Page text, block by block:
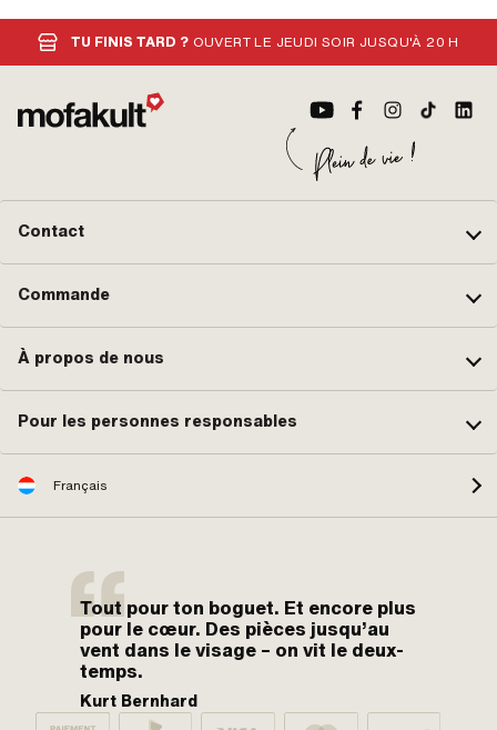
TU FINIS TARD ? OUVERT LE JEUDI SOIR JUSQU'À 20 H
Contact
Commande
À propos de nous
Pour les personnes responsables
Français
Tout pour ton boguet. Et encore plus
pour le cœur. Des pièces jusqu’au
vent dans le visage – on vit le deux-
temps.
Kurt Bernhard